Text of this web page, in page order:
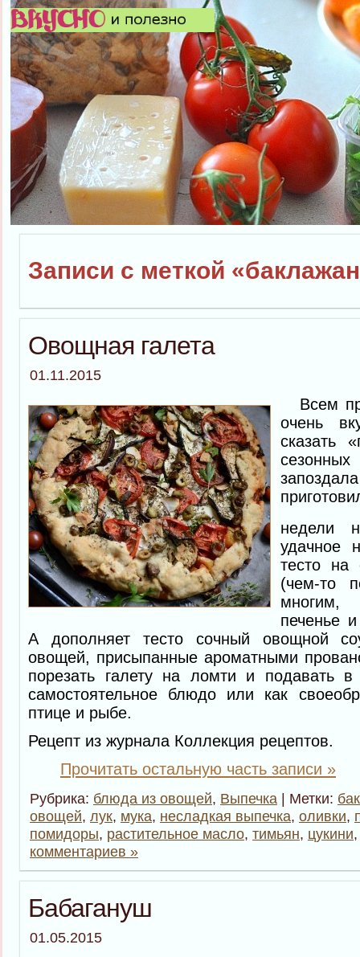
Записи с меткой
Овощная галета
01.11.2015
Всем
очень
сказать
недели
удачное
тесто на
(чем-то
многим,
печенье
А дополняет тесто сочный овощной
овощей, присыпанные ароматными
порезать галету на ломти и подавать в
самостоятельное блюдо или как
птице и рыбе.
Рецепт из журнала Коллекция рецептов.
Прочитать остальную часть записи »
Рубрика: блюда из овощей, Выпечка | Метки:
овощей, лук, мука, несладкая выпечка, оливки,
помидоры, растительное масло, тимьян, цукини
комментариев »
Бабагануш
01.05.2015